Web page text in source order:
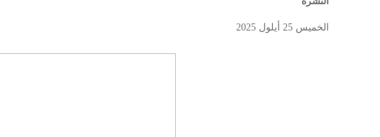
الخميس 25 أيلول 2025